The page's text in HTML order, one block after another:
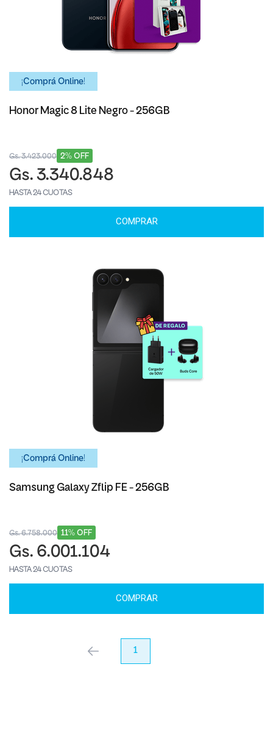
¡Comprá Online!
Honor Magic 8 Lite Negro - 256GB
2% OFF
Gs. 3.423.000
Gs. 3.340.848
HASTA 24 CUOTAS
COMPRAR
¡Comprá Online!
Samsung Galaxy Zflip FE - 256GB
11% OFF
Gs. 6.758.000
Gs. 6.001.104
HASTA 24 CUOTAS
COMPRAR
anterior 1